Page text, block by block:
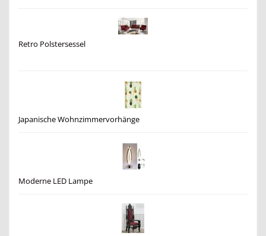
Retro Polstersessel
Japanische Wohnzimmervorhänge
Moderne LED Lampe